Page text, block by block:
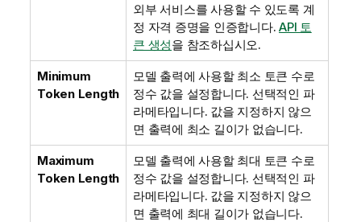
외부 서비스를 사용할 수 있도록 계
정 자격 증명을 인증합니다. API 토
큰 생성을 참조하십시오.
Minimum
Token Length
모델 출력에 사용할 최소 토큰 수로
정수 값을 설정합니다. 선택적인 파
라메타입니다. 값을 지정하지 않으
면 출력에 최소 길이가 없습니다.
Maximum
Token Length
모델 출력에 사용할 최대 토큰 수로
정수 값을 설정합니다. 선택적인 파
라메타입니다. 값을 지정하지 않으
면 출력에 최대 길이가 없습니다.